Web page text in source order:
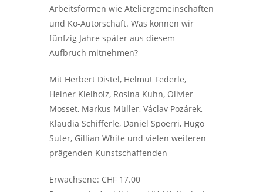
Arbeitsformen wie Ateliergemeinschaften
und Ko-Autorschaft. Was können wir
fünfzig Jahre später aus diesem
Aufbruch mitnehmen?
Mit Herbert Distel, Helmut Federle,
Heiner Kielholz, Rosina Kuhn, Olivier
Mosset, Markus Müller, Václav Pozárek,
Klaudia Schifferle, Daniel Spoerri, Hugo
Suter, Gillian White und vielen weiteren
prägenden Kunstschaffenden
Erwachsene: CHF 17.00